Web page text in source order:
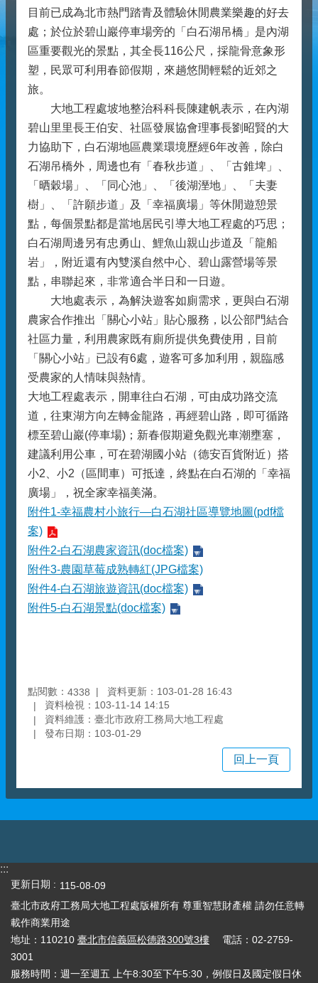
目前已成為北市熱門踏青及體驗休閒農業樂趣的好去
處；於位於碧山巖停車場旁的「白石湖吊橋」是內湖
區重要觀光的景點，其全長116公尺，採龍骨意象形
塑，民眾可利用春節假期，來趟悠閒輕鬆的近郊之
旅。
大地工程處坡地整治科科長陳建帆表示，在內湖
碧山里里長王伯安、社區發展協會理事長劉昭賢的大
力協助下，白石湖地區農業環境歷經6年改善，除白
石湖吊橋外，周邊也有「春秋步道」、「古錐埤」、
「晒穀場」、「同心池」、「後湖溼地」、「夫妻
樹」、「許願步道」及「幸福廣場」等休閒遊憩景
點，每個景點都是當地居民引導大地工程處的巧思；
白石湖周邊另有忠勇山、鯉魚山親山步道及「龍船
岩」，附近還有內雙溪自然中心、碧山露營場等景
點，串聯起來，非常適合半日和一日遊。
大地處表示，為解決遊客如廁需求，更與白石湖
農家合作推出「關心小站」貼心服務，以公部門結合
社區力量，利用農家既有廁所提供免費使用，目前
「關心小站」已設有6處，遊客可多加利用，親臨感
受農家的人情味與熱情。
大地工程處表示，開車往白石湖，可由成功路交流
道，往東湖方向左轉金龍路，再經碧山路，即可循路
標至碧山巖(停車場)；新春假期避免觀光車潮壅塞，
建議利用公車，可在碧湖國小站（德安百貨附近）搭
小2、小2（區間車）可抵達，終點在白石湖的「幸福
廣場」，祝全家幸福美滿。
附件1-幸福農村小旅行—白石湖社區導覽地圖(pdf檔
案)
附件2-白石湖農家資訊(doc檔案)
附件3-農園草莓成熟轉紅(JPG檔案)
附件4-白石湖旅遊資訊(doc檔案)
附件5-白石湖景點(doc檔案)
點閱數： 4338
資料更新：103-01-28 16:43
資料檢視：103-11-14 14:15
資料維護：臺北市政府工務局大地工程處
發布日期：103-01-29
回上一頁
:::
更新日期
115-08-09
臺北市政府工務局大地工程處版權所有 尊重智慧財產權 請勿任意轉
載作商業用途
地址：110210 臺北市信義區松德路300號3樓 電話：02-2759-
3001
服務時間：週一至週五 上午8:30至下午5:30，例假日及國定假日休